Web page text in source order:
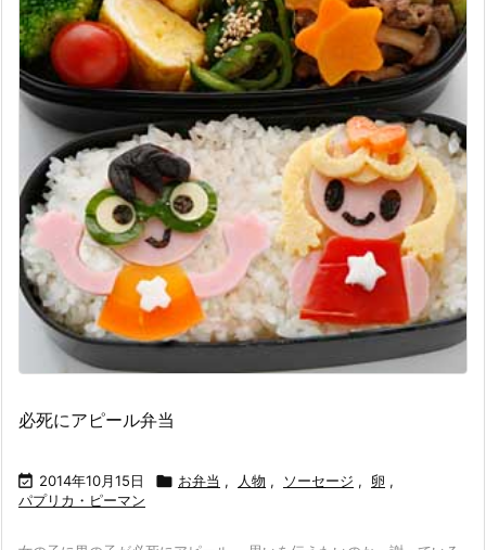
必死にアピール弁当
 2014年10月15日  お弁当 , 人物 , ソーセージ , 卵 ,
パプリカ・ピーマン